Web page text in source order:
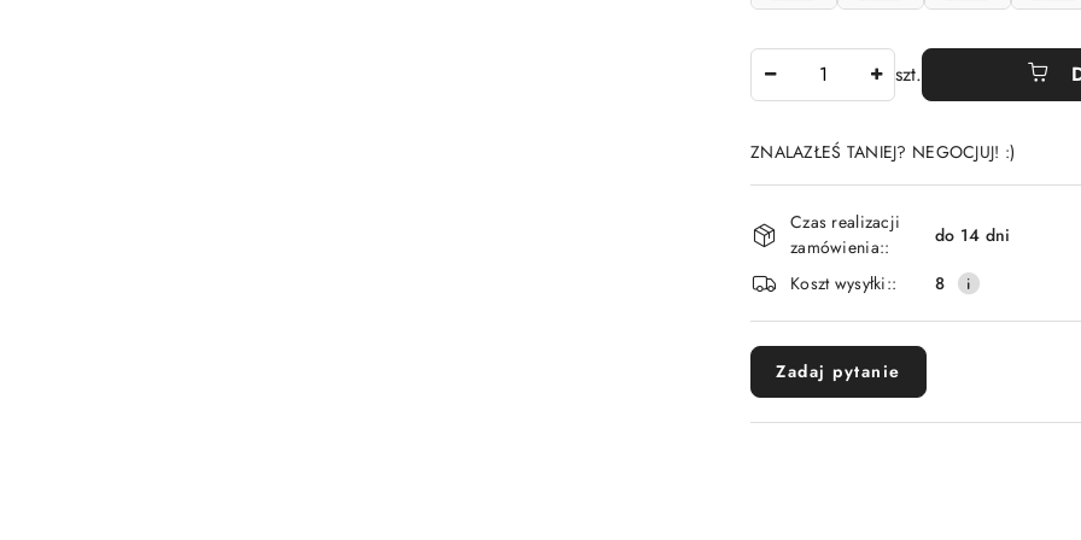
szt.
ZNALAZŁEŚ TANIEJ? NEGOCJUJ! :)
Dostępność
i
dostawa
Czas realizacji
zamówienia::
do 14 dni
Koszt wysyłki::
8
Zadaj pytanie